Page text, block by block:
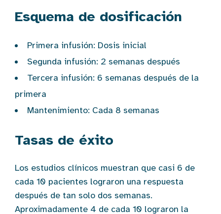
Esquema de dosificación
Primera infusión: Dosis inicial
Segunda infusión: 2 semanas después
Tercera infusión: 6 semanas después de la
primera
Mantenimiento: Cada 8 semanas
Tasas de éxito
Los estudios clínicos muestran que casi 6 de
cada 10 pacientes lograron una respuesta
después de tan solo dos semanas.
Aproximadamente 4 de cada 10 lograron la